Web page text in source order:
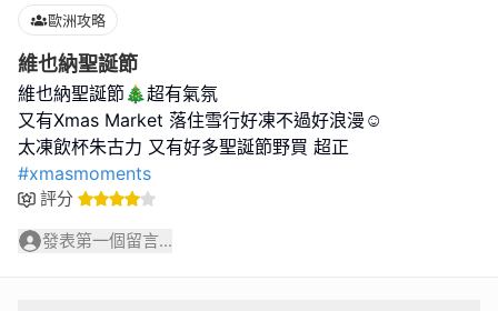
歐洲攻略
維也納聖誕節
維也納聖誕節🎄超有氣氛
又有Xmas Market 落住雪行好凍不過好浪漫☺️
#xmasmoments
評分
發表第一個留言...